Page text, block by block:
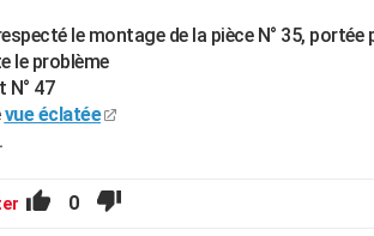
le montage de la pièce N° 35,
le problème
N° 47
vue éclatée
0